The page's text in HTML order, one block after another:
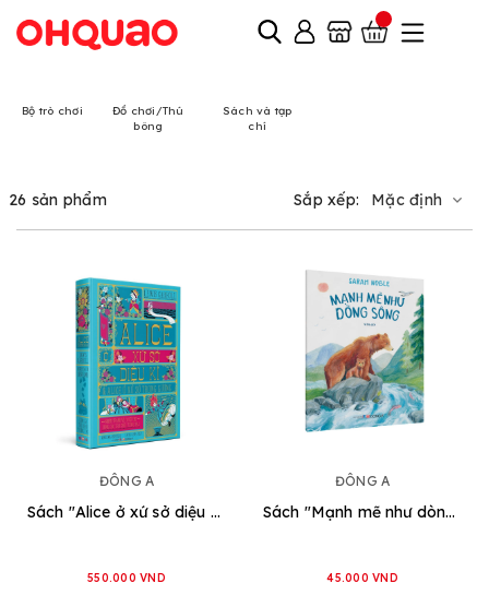
Bộ trò chơi
Đồ chơi/Thú
bông
Sách và tạp
chí
26 sản phẩm Sắp xếp: Mặc định
ĐÔNG A
Sách "Alice ở xứ sở diệu kì và alice ở xứ sở trong gương" NXB Đông A
550.000 VND
ĐÔNG A
Sách "Mạnh mẽ như dòng sông"
45.000 VND